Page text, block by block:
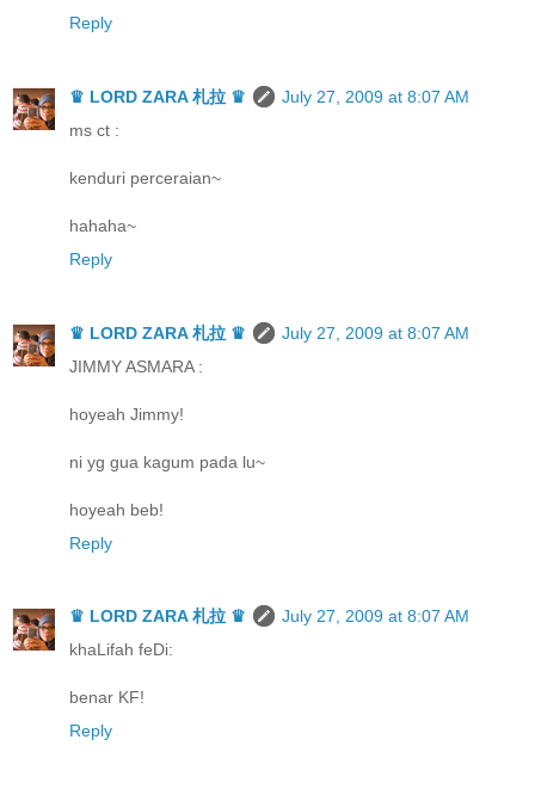
Reply
♛ LORD ZARA 札拉 ♛
July 27, 2009 at 8:07 AM
ms ct :
kenduri perceraian~
hahaha~
Reply
♛ LORD ZARA 札拉 ♛
July 27, 2009 at 8:07 AM
JIMMY ASMARA :
hoyeah Jimmy!
ni yg gua kagum pada lu~
hoyeah beb!
Reply
♛ LORD ZARA 札拉 ♛
July 27, 2009 at 8:07 AM
khaLifah feDi:
benar KF!
Reply